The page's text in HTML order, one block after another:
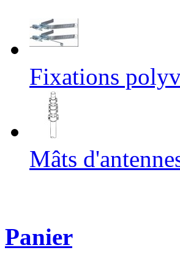
Fixations
Mâts
Panier